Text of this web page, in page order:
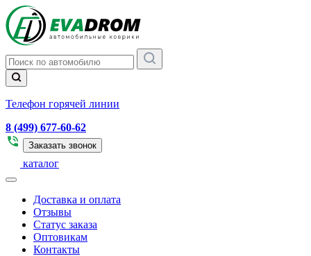
Телефон горячей линии
8 (499) 677-60-62
Заказать звонок
каталог
Доставка и оплата
Отзывы
Статус заказа
Оптовикам
Контакты